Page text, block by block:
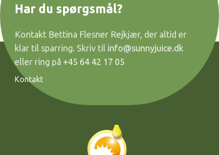
Har du spørgsmål?
Kontakt Bettina Flesner Rejkjær, der altid er
klar til sparring. Skriv til info@sunnyjuice.dk
eller ring på +45 64 42 17 05
Kontakt